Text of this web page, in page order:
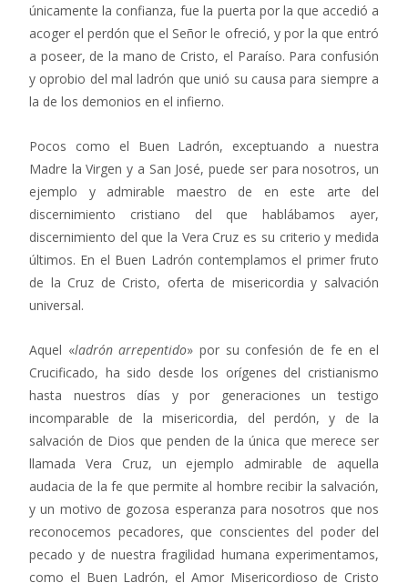
únicamente la confianza, fue la puerta por la que accedió a
acoger el perdón que el Señor le ofreció, y por la que entró
a poseer, de la mano de Cristo, el Paraíso. Para confusión
y oprobio del mal ladrón que unió su causa para siempre a
la de los demonios en el infierno.
Pocos como el Buen Ladrón, exceptuando a nuestra
Madre la Virgen y a San José, puede ser para nosotros, un
ejemplo y admirable maestro de en este arte del
discernimiento cristiano del que hablábamos ayer,
discernimiento del que la Vera Cruz es su criterio y medida
últimos. En el Buen Ladrón contemplamos el primer fruto
de la Cruz de Cristo, oferta de misericordia y salvación
universal.
Aquel «ladrón arrepentido» por su confesión de fe en el
Crucificado, ha sido desde los orígenes del cristianismo
hasta nuestros días y por generaciones un testigo
incomparable de la misericordia, del perdón, y de la
salvación de Dios que penden de la única que merece ser
llamada Vera Cruz, un ejemplo admirable de aquella
audacia de la fe que permite al hombre recibir la salvación,
y un motivo de gozosa esperanza para nosotros que nos
reconocemos pecadores, que conscientes del poder del
pecado y de nuestra fragilidad humana experimentamos,
como el Buen Ladrón, el Amor Misericordioso de Cristo